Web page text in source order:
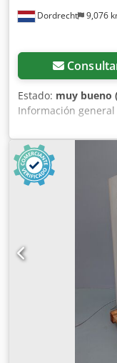
Dordrecht 9,076
Estado: muy bueno
Información
referencia: 4 Pesos
Dimensiones de la
CE: sí
propietarios: 1
muy bueno
máquinas: 17-29
Presión de trabajo:
requerido: 155 l/
de impacto: 330-
fabricación: DE
con Ö. Inalkac para